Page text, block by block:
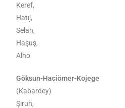
Keref,
Hatıj,
Selah,
Haşuş,
Alho
Göksun-Haciömer-Kojege
(Kabardey)
Şıruh,